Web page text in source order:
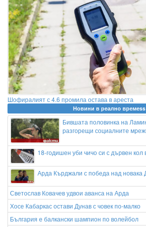
Шофиралият с 4.6 промила остава в ареста
Новини в реално времеss
Бившата половинка на
разгорещи социалните
18-годишен уби чичо си с дървен кол
Арда Кърджали с победа над новака
Светослав Ковачев удвои аванса на Арда
Хосе Кабаркас остави Дунав с човек по-малко
България е балкански шампион по волейбол